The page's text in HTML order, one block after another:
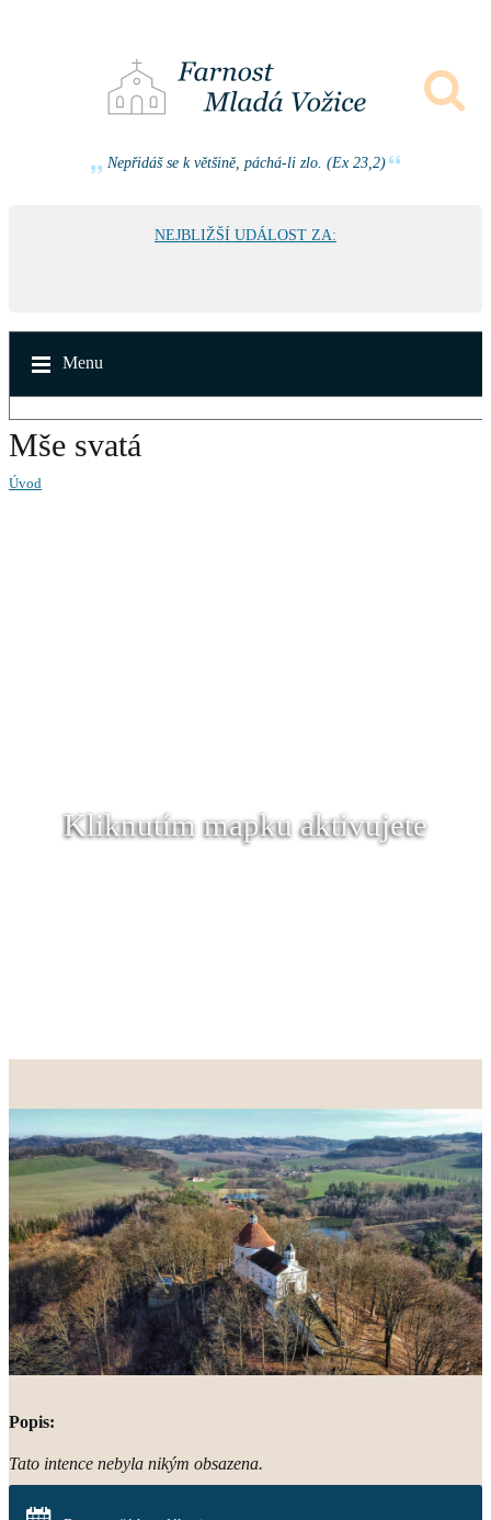
Nepřidáš se k většině, páchá-li zlo. (Ex 23,2)
NEJBLIŽŠÍ UDÁLOST ZA:
Menu
Mše svatá
Úvod
Kliknutím mapku aktivujete
Popis:
Tato intence nebyla nikým obsazena.